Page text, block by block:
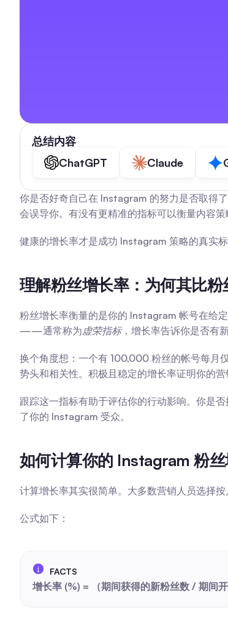
总结内容
ChatGPT
Claude
你是否好奇自己在 Instagram 的努力是否取得
会误导你。有没有更精准的指标可以衡量内容策
健康的增长率才是成功 Instagram 策略的真实
理解粉丝增长率：为何其比
粉丝增长率衡量的是你的 Instagram 帐号在给
——通常称为虚荣指标，增长率告诉你是否有
换个角度想：一个有 100,000 粉丝的帐号每月
势头和相关性。积极且稳定的增长率证明你的
跟踪这一指标有助于评估你的行动影响。你是
了你的 Instagram 受众。
如何计算你的 Instagram 粉
计算增长率其实很简单。大多数营销人员选择
公式如下：
增长率 (%) = （期间获得的新粉丝数 / 期间